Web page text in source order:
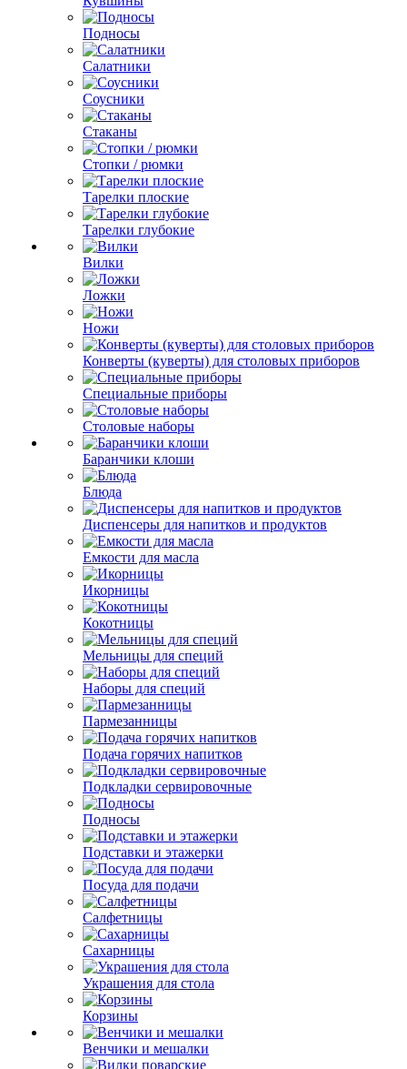
Подносы
Салатники
Соусники
Стаканы
Стопки / рюмки
Тарелки плоские
Тарелки глубокие
Вилки
Ложки
Ножи
Конверты (куверты) для столовых приборов
Специальные приборы
Столовые наборы
Баранчики клоши
Блюда
Диспенсеры для напитков и продуктов
Емкости для масла
Икорницы
Кокотницы
Мельницы для специй
Наборы для специй
Пармезанницы
Подача горячих напитков
Подкладки сервировочные
Подносы
Подставки и этажерки
Посуда для подачи
Салфетницы
Сахарницы
Украшения для стола
Корзины
Венчики и мешалки